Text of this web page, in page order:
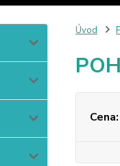
Úvod
Cena: